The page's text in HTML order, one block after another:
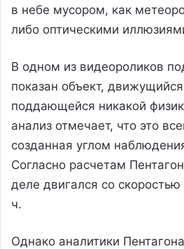
в небе мусором, как
либо оптическими
В одном из видеороликов
показан объект,
поддающейся никакой
анализ отмечает, что это
созданная углом
Согласно расчетам
деле двигался со
ч.
Однако аналитики